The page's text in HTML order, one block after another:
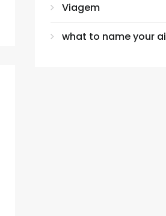
Viagem
what to name your ai